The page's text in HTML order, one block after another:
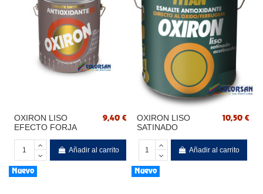
OXIRON LISO
EFECTO FORJA
9,40 €
Añadir al carrito
OXIRON LISO
SATINADO
10,50 €
Añadir al carrito
Nuevo Nuevo